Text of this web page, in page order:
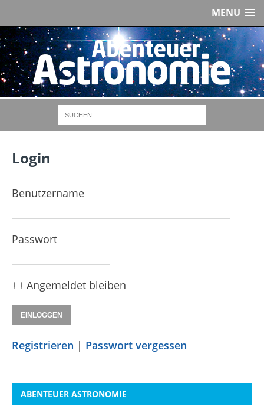
MENU
Login
Benutzername
Passwort
Angemeldet bleiben
Registrieren | Passwort vergessen
ABENTEUER ASTRONOMIE